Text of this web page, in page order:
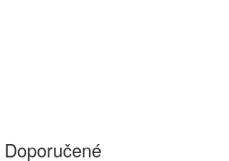
Doporučené